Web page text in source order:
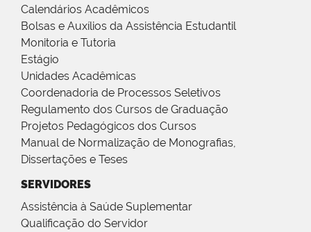
Calendários Acadêmicos
Bolsas e Auxílios da Assistência Estudantil
Monitoria e Tutoria
Estágio
Unidades Acadêmicas
Coordenadoria de Processos Seletivos
Regulamento dos Cursos de Graduação
Projetos Pedagógicos dos Cursos
Manual de Normalização de Monografias,
Dissertações e Teses
SERVIDORES
Assistência à Saúde Suplementar
Qualificação do Servidor